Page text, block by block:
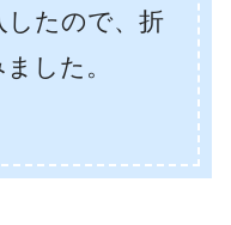
したので、折
した。